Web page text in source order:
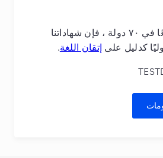
مع ٦٥٠ موقعًا في ٧٠ دولة ، فإن شهاداتنا
كدليل على إتقان اللغة.